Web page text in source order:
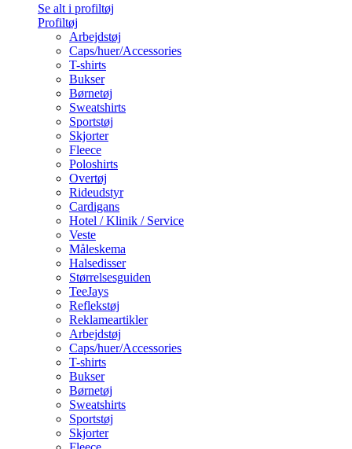
Se alt i profiltøj
Profiltøj
Arbejdstøj
Caps/huer/Accessories
T-shirts
Bukser
Børnetøj
Sweatshirts
Sportstøj
Skjorter
Fleece
Poloshirts
Overtøj
Rideudstyr
Cardigans
Hotel / Klinik / Service
Veste
Måleskema
Halsedisser
Størrelsesguiden
TeeJays
Reflekstøj
Reklameartikler
Arbejdstøj
Caps/huer/Accessories
T-shirts
Bukser
Børnetøj
Sweatshirts
Sportstøj
Skjorter